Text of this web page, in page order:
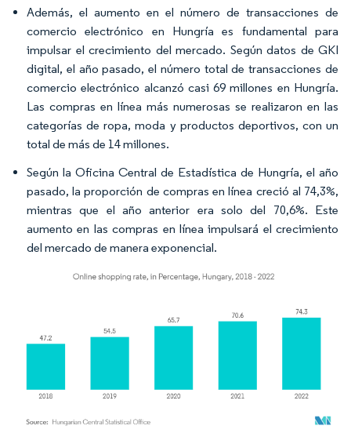
Además, el aumento en el número de transacciones de
comercio electrónico en Hungría es fundamental para
impulsar el crecimiento del mercado. Según datos de GKI
digital, el año pasado, el número total de transacciones de
comercio electrónico alcanzó casi 69 millones en Hungría.
Las compras en línea más numerosas se realizaron en las
categorías de ropa, moda y productos deportivos, con un
total de más de 14 millones.
Según la Oficina Central de Estadística de Hungría, el año
pasado, la proporción de compras en línea creció al 74,3%,
mientras que el año anterior era solo del 70,6%. Este
aumento en las compras en línea impulsará el crecimiento
del mercado de manera exponencial.